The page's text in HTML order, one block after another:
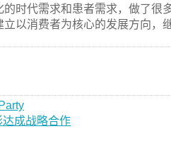
时代需求和患者需求，做了很
以消费者为核心的发展方向，
成战略合作